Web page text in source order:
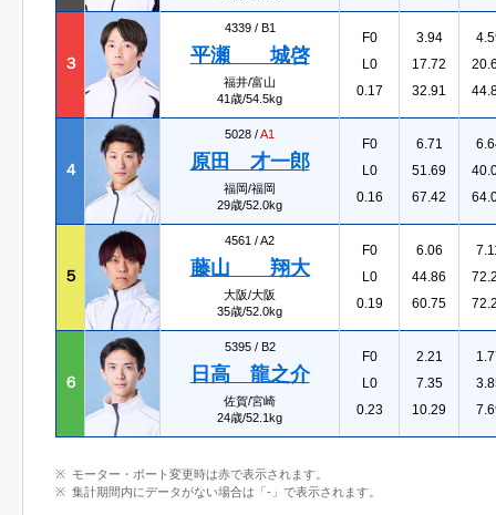
３
4339 / B1
平瀬 城啓
福井/富山
41歳/54.5kg
F0
L0
0.17
3.94
17.72
32.91
４
5028 /A1
原田 才一郎
福岡/福岡
29歳/52.0kg
F0
L0
0.16
6.71
51.69
67.42
５
4561 /A2
藤山 翔大
大阪/大阪
35歳/52.0kg
F0
L0
0.19
6.06
44.86
60.75
６
5395 / B2
日高 龍之介
佐賀/宮崎
24歳/52.1kg
F0
L0
0.23
2.21
7.35
10.29
モーター・ボート変更時は赤で表示されます。
集計期間内にデータがない場合は「-」で表示されます。